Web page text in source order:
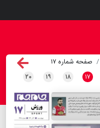
صفحه شماره ۱۷
۱۷ ۱۸ ۱۹ ۲۰